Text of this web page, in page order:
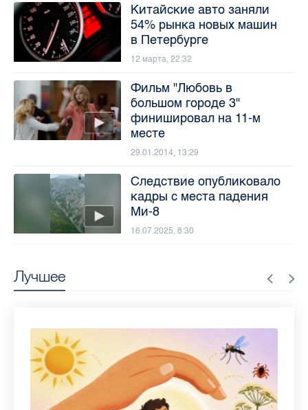
Лучшее
Китайские авто заняли
54% рынка новых машин
в Петербурге
12 марта, 22:32
Фильм "Любовь в
большом городе 3"
финишировал на 11-м
месте
29.01.2014, 13:29
Следствие опубликовало
кадры с места падения
Ми-8
16.07.2025, 8:30